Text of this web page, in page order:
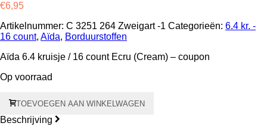
€6,95
Artikelnummer: C 3251 264 Zweigart -1 Categorieën: 6.4 kr. -
16 count, Aïda, Borduurstoffen
Aïda 6.4 kruisje / 16 count Ecru (Cream) – coupon
Op voorraad
6.4
kruisje
TOEVOEGEN AAN WINKELWAGEN
Beschrijving